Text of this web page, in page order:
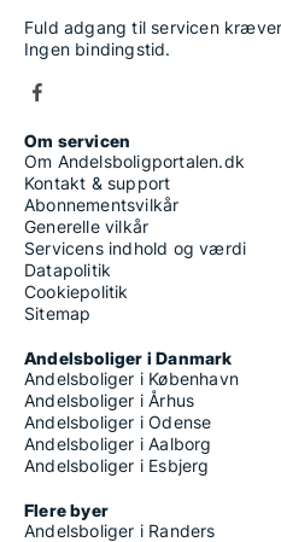
Fuld adgang til servicen
Ingen bindingstid.
Om servicen
Om Andelsboligportalen.dk
Kontakt & support
Abonnementsvilkår
Generelle vilkår
Servicens indhold og værdi
Datapolitik
Cookiepolitik
Sitemap
Andelsboliger i Danmark
Andelsboliger i København
Andelsboliger i Århus
Andelsboliger i Odense
Andelsboliger i Aalborg
Andelsboliger i Esbjerg
Flere byer
Andelsboliger i Randers